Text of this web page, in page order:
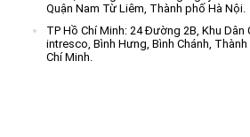
Quận Nam Từ Liêm, Thành phố Hà Nội.
TP Hồ Chí Minh: 24 Đường 2B, Khu Dân
intresco, Bình Hưng, Bình Chánh, Thành
Chí Minh.